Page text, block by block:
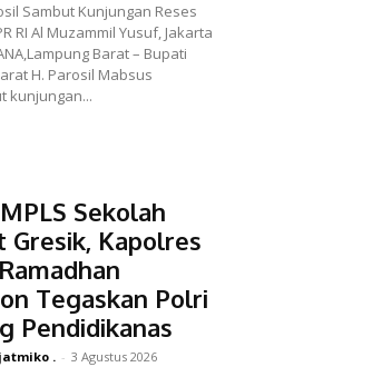
Sambut Kunjungan Reses
Al Muzammil Yusuf, Jakarta
Barat – Bupati
H. Parosil Mabsus
kunjungan...
Sekolah
Gresik, Kapolres
Tegaskan Polri
Pendidikanas
. - 3 Agustus 2026